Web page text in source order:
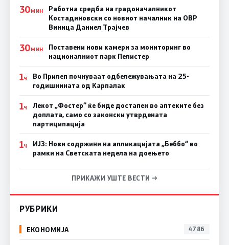
30МИН
Работна средба на градоначалникот
Костадиновски со новиот началник на ОВР
Виница Даниел Трајчев
30МИН
Поставени нови камери за мониторинг во
националниот парк Пелистер
1Ч
Во Прилеп почнуваат одбележувањата на 25-
годишнината од Карпалак
1Ч
Лекот „Фостер“ ќе биде достапен во аптеките без
доплата, само со законски утврдената
партиципација
1Ч
ИЈЗ: Нови содржини на апликацијата „Беббо“ во
рамки на Светската недела на доењето
ПРИКАЖИ УШТЕ ВЕСТИ →
РУБРИКИ
ЕКОНОМИЈА 4786